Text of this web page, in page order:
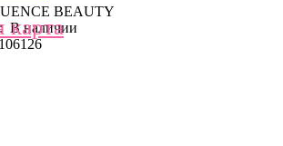
карта
BEAUTY
В наличии
106126